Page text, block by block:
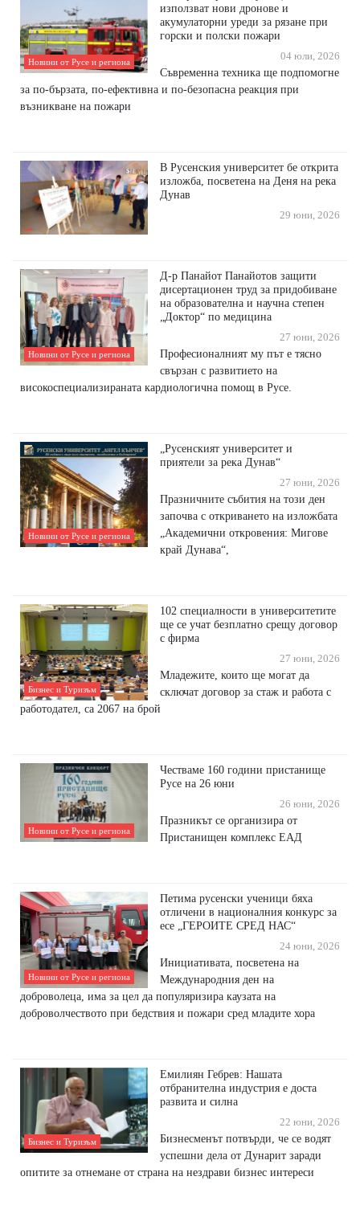
Новини от Русе и региона
използват нови дронове и
акумулаторни уреди за рязане при
горски и полски пожари
04 юли, 2026
Съвременна техника ще подпомогне
за по-бързата, по-ефективна и по-безопасна реакция при
възникване на пожари
В Русенския университет бе открита
изложба, посветена на Деня на река
Дунав
29 юни, 2026
Новини от Русе и региона
Д-р Панайот Панайотов защити
дисертационен труд за придобиване
на образователна и научна степен
„Доктор“ по медицина
27 юни, 2026
Професионалният му път е тясно
свързан с развитието на
високоспециализираната кардиологична помощ в Русе.
Новини от Русе и региона
„Русенският университет и
приятели за река Дунав“
27 юни, 2026
Празничните събития на този ден
започва с откриването на изложбата
„Академични откровения: Мигове
край Дунава“,
Бизнес и Туризъм
102 специалности в университетите
ще се учат безплатно срещу договор
с фирма
27 юни, 2026
Младежите, които ще могат да
сключат договор за стаж и работа с
работодател, са 2067 на брой
Новини от Русе и региона
Честваме 160 години пристанище
Русе на 26 юни
26 юни, 2026
Празникът се организира от
Пристанищен комплекс ЕАД
Новини от Русе и региона
Петима русенски ученици бяха
отличени в националния конкурс за
есе „ГЕРОИТЕ СРЕД НАС“
24 юни, 2026
Инициативата, посветена на
Международния ден на
доброволеца, има за цел да популяризира каузата на
доброволчеството при бедствия и пожари сред младите хора
Бизнес и Туризъм
Емилиян Гебрев: Нашата
отбранителна индустрия е доста
развита и силна
22 юни, 2026
Бизнесменът потвърди, че се водят
успешни дела от Дунарит заради
опитите за отнемане от страна на нездрави бизнес интереси